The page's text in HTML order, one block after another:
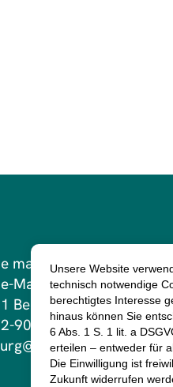
mare Bedburg
Mare-Weg 1
Bedburg
906800
mare.de